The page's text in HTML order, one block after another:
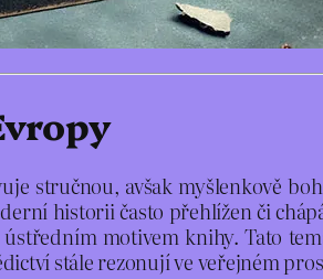
stručnou, avšak myšlenkově
historii často přehlížen či
motivem knihy. Tato
stále rezonují ve veřejném